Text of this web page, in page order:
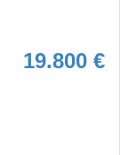
19.800 €